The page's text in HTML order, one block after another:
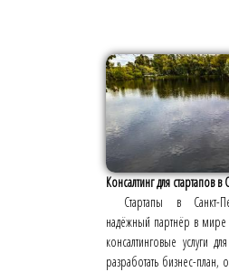
Консалтинг для стартапов
Стартапы в Санкт-
надёжный партнёр в
консалтинговые услуги
разработать бизнес-план,